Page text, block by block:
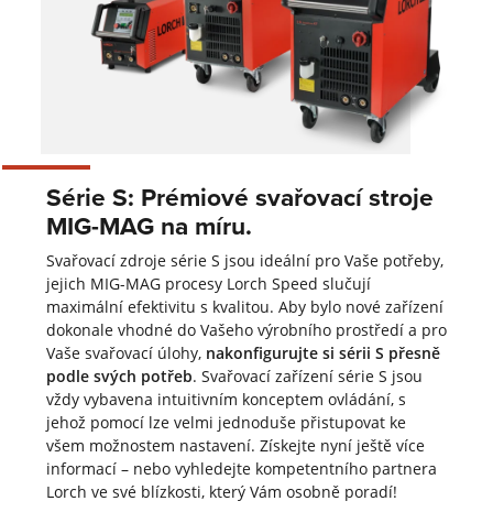
Série S: Prémiové svařovací stroje
MIG-MAG na míru.
Svařovací zdroje série S jsou ideální pro Vaše potřeby,
jejich MIG-MAG procesy Lorch Speed slučují
maximální efektivitu s kvalitou. Aby bylo nové zařízení
dokonale vhodné do Vašeho výrobního prostředí a pro
Vaše svařovací úlohy, nakonfigurujte si sérii S přesně
podle svých potřeb. Svařovací zařízení série S jsou
vždy vybavena intuitivním konceptem ovládání, s
jehož pomocí lze velmi jednoduše přistupovat ke
všem možnostem nastavení. Získejte nyní ještě více
informací – nebo vyhledejte kompetentního partnera
Lorch ve své blízkosti, který Vám osobně poradí!